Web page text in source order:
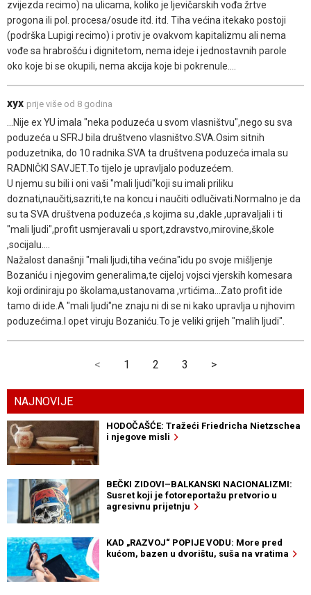
zvijezda recimo) na ulicama, koliko je ljevičarskih vođa žrtve
progona ili pol. procesa/osude itd. itd. Tiha većina itekako postoji
(podrška Lupigi recimo) i protiv je ovakvom kapitalizmu ali nema
vođe sa hrabrošću i dignitetom, nema ideje i jednostavnih parole
oko koje bi se okupili, nema akcija koje bi pokrenule....
xyx prije više od 8 godina
...Nije ex YU imala "neka poduzeća u svom vlasništvu",nego su sva
poduzeća u SFRJ bila društveno vlasništvo.SVA.Osim sitnih
poduzetnika, do 10 radnika.SVA ta društvena poduzeća imala su
RADNIČKI SAVJET.To tijelo je upravljalo poduzećem.
U njemu su bili i oni vaši "mali ljudi"koji su imali priliku
doznati,naučiti,sazriti,te na koncu i naučiti odlučivati.Normalno je da
su ta SVA društvena poduzeća ,s kojima su ,dakle ,upravaljali i ti
"mali ljudi",profit usmjeravali u sport,zdravstvo,mirovine,škole
,socijalu....
Nažalost današnji "mali ljudi,tiha većina"idu po svoje mišljenje
Bozaniću i njegovim generalima,te cijeloj vojsci vjerskih komesara
koji ordiniraju po školama,ustanovama ,vrtićima...Zato profit ide
tamo di ide.A "mali ljudi"ne znaju ni di se ni kako upravlja u njhovim
poduzećima.I opet viruju Bozaniću.To je veliki grijeh "malih ljudi".
< 1 2 3 >
NAJNOVIJE
HODOČAŠĆE: Tražeći Friedricha Nietzschea
i njegove misli
BEČKI ZIDOVI–BALKANSKI NACIONALIZMI:
Susret koji je fotoreportažu pretvorio u
agresivnu prijetnju
KAD „RAZVOJ“ POPIJE VODU: More pred
kućom, bazen u dvorištu, suša na vratima